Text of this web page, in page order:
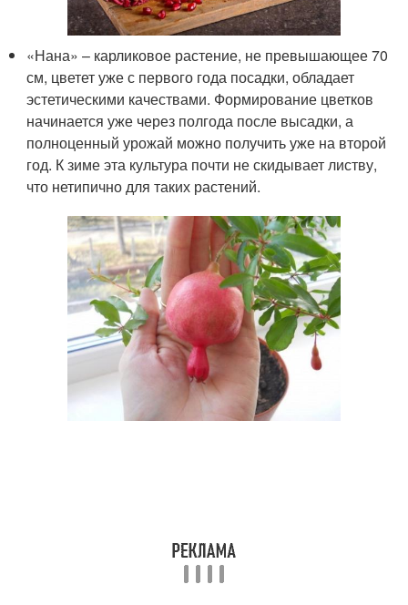
«Нана» – карликовое растение, не превышающее 70
см, цветет уже с первого года посадки, обладает
эстетическими качествами. Формирование цветков
начинается уже через полгода после высадки, а
полноценный урожай можно получить уже на второй
год. К зиме эта культура почти не скидывает листву,
что нетипично для таких растений.